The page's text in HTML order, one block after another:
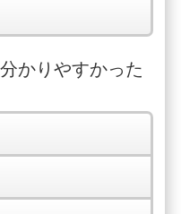
かりやすかった